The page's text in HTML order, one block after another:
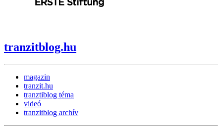
tranzitblog.hu
magazin
tranzit.hu
tranztiblog téma
videó
tranzitblog archív